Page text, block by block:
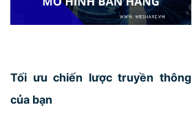
Tối ưu chiến lược truyền thông
của bạn